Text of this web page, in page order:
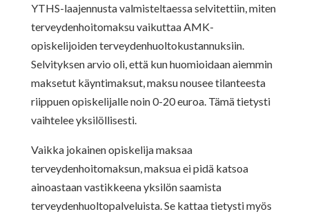
YTHS-laajennusta valmisteltaessa selvitettiin, miten
terveydenhoitomaksu vaikuttaa AMK-
opiskelijoiden terveydenhuoltokustannuksiin.
Selvityksen arvio oli, että kun huomioidaan aiemmin
maksetut käyntimaksut, maksu nousee tilanteesta
riippuen opiskelijalle noin 0-20 euroa. Tämä tietysti
vaihtelee yksilöllisesti.
Vaikka jokainen opiskelija maksaa
terveydenhoitomaksun, maksua ei pidä katsoa
ainoastaan vastikkeena yksilön saamista
terveydenhuoltopalveluista. Se kattaa tietysti myös